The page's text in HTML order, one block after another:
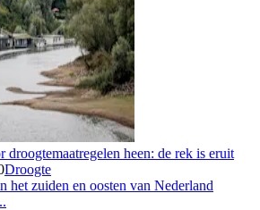
droogtemaatregelen heen: de rek is eruit
Droogte
het zuiden en oosten van Nederland